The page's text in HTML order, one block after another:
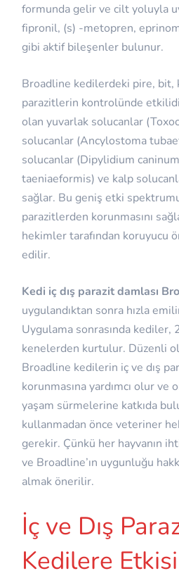
formunda gelir ve cilt yoluyla
fipronil, (s) -metopren,
gibi aktif bileşenler bulunur.
Broadline kedilerdeki pire, bit,
parazitlerin kontrolünde
olan yuvarlak solucanlar
solucanlar (Ancylostoma
solucanlar (Dipylidium
taeniaeformis) ve kalp
sağlar. Bu geniş etki
parazitlerden korunmasını
hekimler tarafından koruyucu
edilir.
Kedi iç dış parazit damlası
uygulandıktan sonra hızla
Uygulama sonrasında kediler,
kenelerden kurtulur. Düzenli
Broadline kedilerin iç ve dış
korunmasına yardımcı olur ve
yaşam sürmelerine katkıda
kullanmadan önce veteriner
gerekir. Çünkü her hayvanın
ve Broadline’ın uygunluğu
almak önerilir.
İç ve Dış
Kedilere Etkisi